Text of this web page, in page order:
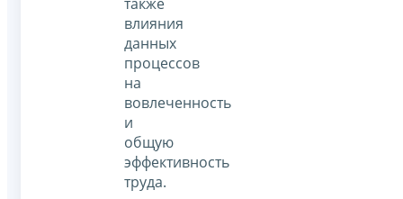
влияния
данных
процессов
на
вовлеченность
и
общую
эффективность
труда.